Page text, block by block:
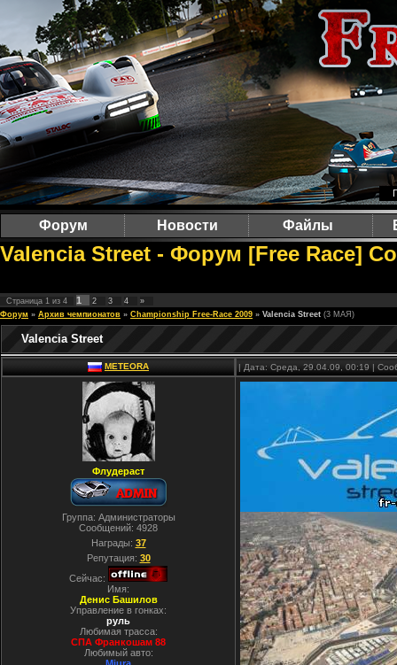
Форум Новости Файлы
Valencia Street - Форум [Free Race]
Страница 1 из 4 1 2 3 4
»
Форум » Архив чемпионатов » Championship Free-Race 2009 » Valencia Street (3 МАЯ)
Valencia Street
METEORA | Дата: Среда, 29.04.09, 00:19 |
Флудераст
Группа: Администраторы
Сообщений: 4928
Награды: 37
Репутация: 30
Сейчас:
Имя:
Денис Башилов
Управление в гонках:
руль
Любимая трасса:
СПА Франкошам 88
Любимый авто: